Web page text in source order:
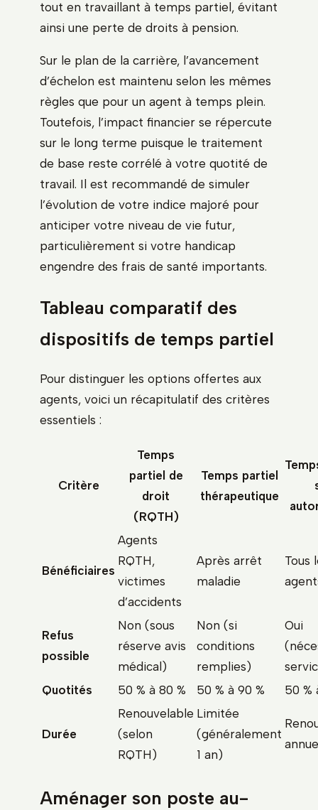
tout en travaillant à temps partiel, évitant
ainsi une perte de droits à pension.
Sur le plan de la carrière, l’avancement
d’échelon est maintenu selon les mêmes
règles que pour un agent à temps plein.
Toutefois, l’impact financier se répercute
sur le long terme puisque le traitement
de base reste corrélé à votre quotité de
travail. Il est recommandé de simuler
l’évolution de votre indice majoré pour
anticiper votre niveau de vie futur,
particulièrement si votre handicap
engendre des frais de santé importants.
Tableau comparatif des
dispositifs de temps partiel
Pour distinguer les options offertes aux
agents, voici un récapitulatif des critères
essentiels :
Critère
Temps
partiel de
droit
(RQTH)
Temps partiel
thérapeutique
Bénéficiaires
Agents
RQTH,
victimes
d’accidents
Après arrêt
maladie
Tous
Refus
possible
Non (sous
réserve avis
médical)
Non (si
conditions
remplies)
Oui
Quotités
50 % à 80 % 50 % à 90 % 50 %
Durée
Renouvelable
(selon
RQTH)
Limitée
(généralement
1 an)
Aménager son poste au-